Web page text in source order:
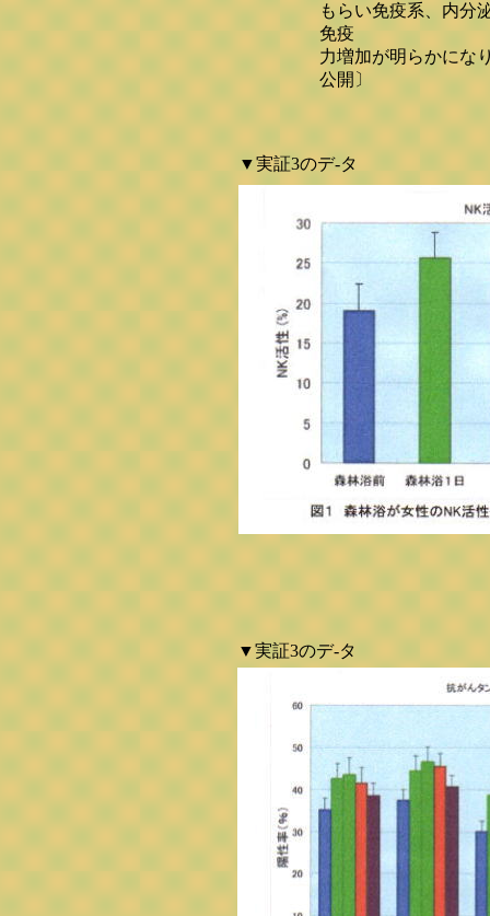
もらい免疫系、内分
免疫
力増加が明らかにな
公開〕
▼実証3のデ-
▼実証3のデ-